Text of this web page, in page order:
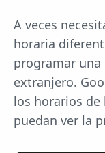
A veces
horaria
programar una
extranjero.
los horarios de
puedan ver la